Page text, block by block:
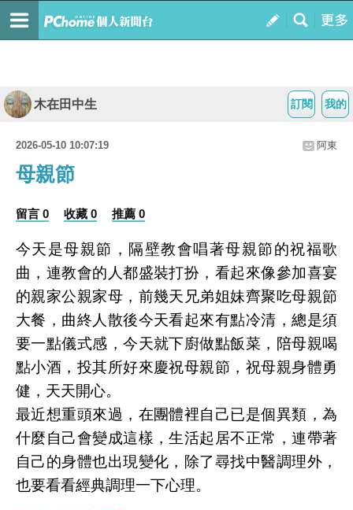
我的
訂閱
木在田中生
2026-05-10 10:07:19 阿東
母親節
留言 0 收藏 0 推薦 0
今天是母親節，隔壁教會唱著母親節的祝福歌
曲，連教會的人都盛裝打扮，看起來像參加喜宴
的親家公親家母，前幾天兄弟姐妹齊聚吃母親節
大餐，曲終人散後今天看起來有點冷清，總是須
要一點儀式感，今天就下廚做點飯菜，陪母親喝
點小酒，投其所好來慶祝母親節，祝母親身體勇
健，天天開心。
最近想重頭來過，在團體裡自己已是個異類，為
什麼自己會變成這樣，生活起居不正常，連帶著
自己的身體也出現變化，除了尋找中醫調理外，
也要看看經典調理一下心理。